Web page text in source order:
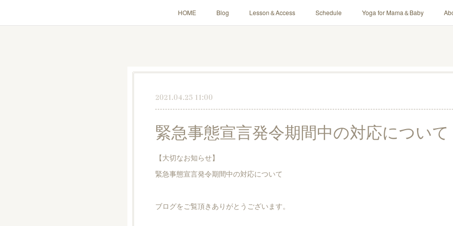
HOME Blog Lesson＆Access Schedule Yoga for Mama＆Baby
2021.04.25 11:00
緊急事態宣言発令期間中の対応について
【大切なお知らせ】
緊急事態宣言発令期間中の対応について
ブログをご覧頂きありがとうございます。